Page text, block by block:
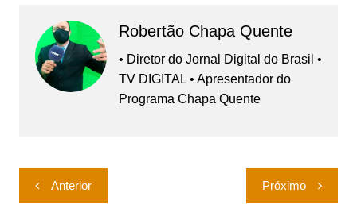
Robertão Chapa Quente
• Diretor do Jornal Digital do Brasil •
TV DIGITAL • Apresentador do
Programa Chapa Quente
Navegação
de
Anterior Próximo